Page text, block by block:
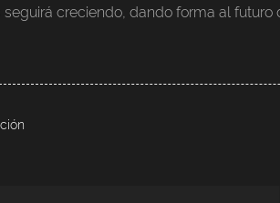
creciendo, dando forma al